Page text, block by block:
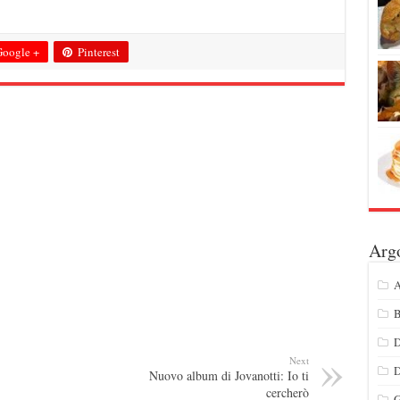
+ Pinterest
Next
Nuovo album di Jovanotti: Io ti
cercherò